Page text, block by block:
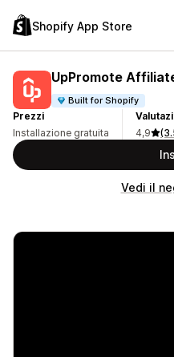
Shopify App Store
UpPromote
Built for Shopify
Prezzi
Installazione gratuita
4,9
Vedi il